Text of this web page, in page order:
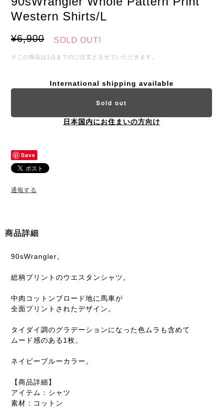
Western Shirts/L
¥6,900 SOLD OUT!
※この商品は1点までのご注文とさせていただきます。
International shipping available
Sold out
日本国内にお住まいの方向け
Save
通報する
商品詳細
90sWrangler。
総柄プリントのウエスタンシャツ。
中肉コットンブロード地に馬車が
全面プリントされたデザイン。
タイダイ調のグラデーションになった色ムラも含めて
ムード感のある1枚。
ネイビーブルーカラー。
【商品詳細】
アイテム：シャツ
素材：コットン